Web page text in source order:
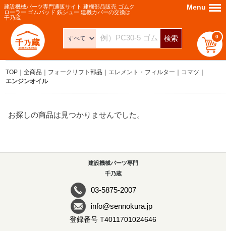
建設機械パーツ専門通販サイト 建機部品販売 ゴムク
ローラー ゴムパッド 鉄シュー 建機カバーの交換は
千乃蔵
検索 0
Menu Menu
TOP 全商品 フォークリフト部品 エレメント・フィルター
コマツ
エンジンオイル
お探しの商品は見つかりませんでした。
建設機械パーツ専門
千乃蔵
03-5875-2007
info@sennokura.jp
登録番号 T4011701024646